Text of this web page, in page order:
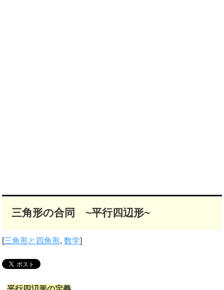
三角形の合同 ~平行四辺形~
[三角形と四角形,数学]